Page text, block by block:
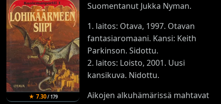
★ 7.30/179
Suomentanut Jukka Nyman.
1. laitos: Otava, 1997. Otavan
fantasiaromaani. Kansi: Keith
Parkinson. Sidottu.
2. laitos: Loisto, 2001. Uusi
kansikuva. Nidottu.
Aikojen alkuhämärissä mahtavat